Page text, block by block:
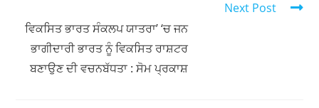
k
Next Post
ਵਿਕਸਿਤ ਭਾਰਤ ਸੰਕਲਪ ਯਾਤਰਾ’ ‘ਚ ਜਨ
ਭਾਗੀਦਾਰੀ ਭਾਰਤ ਨੂੰ ਵਿਕਸਿਤ ਰਾਸ਼ਟਰ
ਬਣਾਉਣ ਦੀ ਵਚਨਬੱਧਤਾ : ਸੋਮ ਪ੍ਰਕਾਸ਼